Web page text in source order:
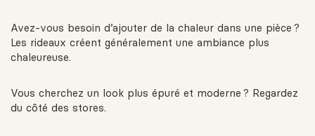
Avez-vous besoin d’ajouter de la chaleur dans une pièce ?
Les rideaux créent généralement une ambiance plus
chaleureuse.
Vous cherchez un look plus épuré et moderne ? Regardez
du côté des stores.